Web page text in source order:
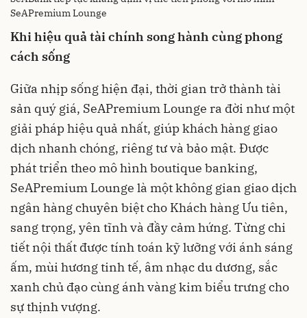
SeAPremium Lounge
Khi hiệu quả tài chính song hành cùng phong
cách sống
Giữa nhịp sống hiện đại, thời gian trở thành tài
sản quý giá, SeAPremium Lounge ra đời như một
giải pháp hiệu quả nhất, giúp khách hàng giao
dịch nhanh chóng, riêng tư và bảo mật. Được
phát triển theo mô hình boutique banking,
SeAPremium Lounge là một không gian giao dịch
ngân hàng chuyên biệt cho Khách hàng Ưu tiên,
sang trọng, yên tĩnh và đầy cảm hứng. Từng chi
tiết nội thất được tính toán kỹ lưỡng với ánh sáng
ấm, mùi hương tinh tế, âm nhạc du dương, sắc
xanh chủ đạo cùng ánh vàng kim biểu trưng cho
sự thịnh vượng.